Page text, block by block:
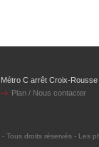
Métro C arrêt Croix-Rousse
Plan / Nous contacter
- Tous droits réservés - Les